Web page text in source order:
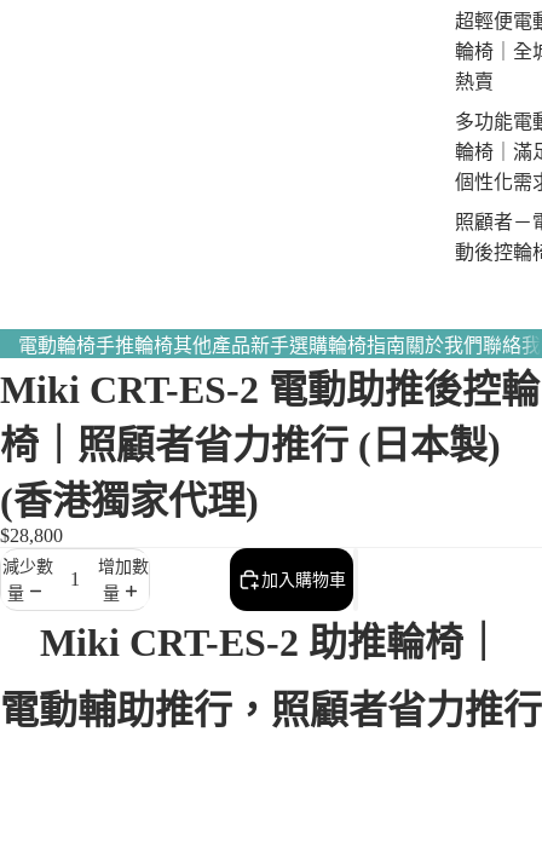
超輕便電
輪椅｜全
熱賣
多功能電
輪椅｜滿
個性化需
照顧者－
動後控輪
電動輪椅手推輪椅其他產品新手選購輪椅指南關於我們聯絡
Miki CRT-ES-2 電動助推後控輪
椅｜照顧者省力推行 (日本製)
(香港獨家代理)
$28,800
減少數
量
增加數
量
加入購物車
Miki CRT-ES-2 助推輪椅｜
電動輔助推行， 照顧者省力推行